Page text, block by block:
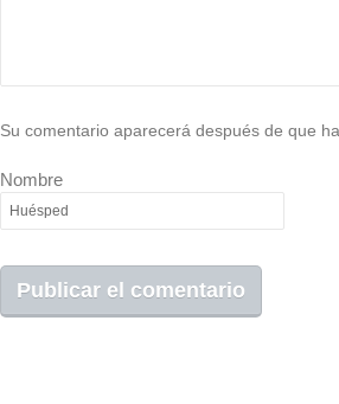
Su comentario aparecerá después de que
Nombre